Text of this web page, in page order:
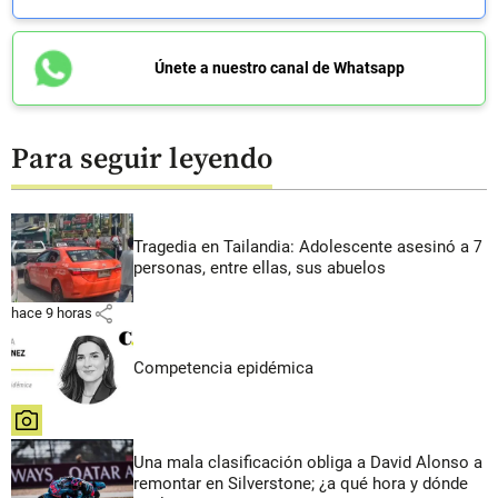
Únete a nuestro canal de Whatsapp
Para seguir leyendo
Tragedia en Tailandia: Adolescente asesinó a 7
personas, entre ellas, sus abuelos
hace 9 horas share
Competencia epidémica
share
Una mala clasificación obliga a David Alonso a
remontar en Silverstone; ¿a qué hora y dónde